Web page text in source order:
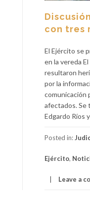
con tres
El Ejército se
en la vereda
resultaron
por la
comunicación
afectados. Se
Edgardo Ríos
Posted in:
Ejército,
Leave a